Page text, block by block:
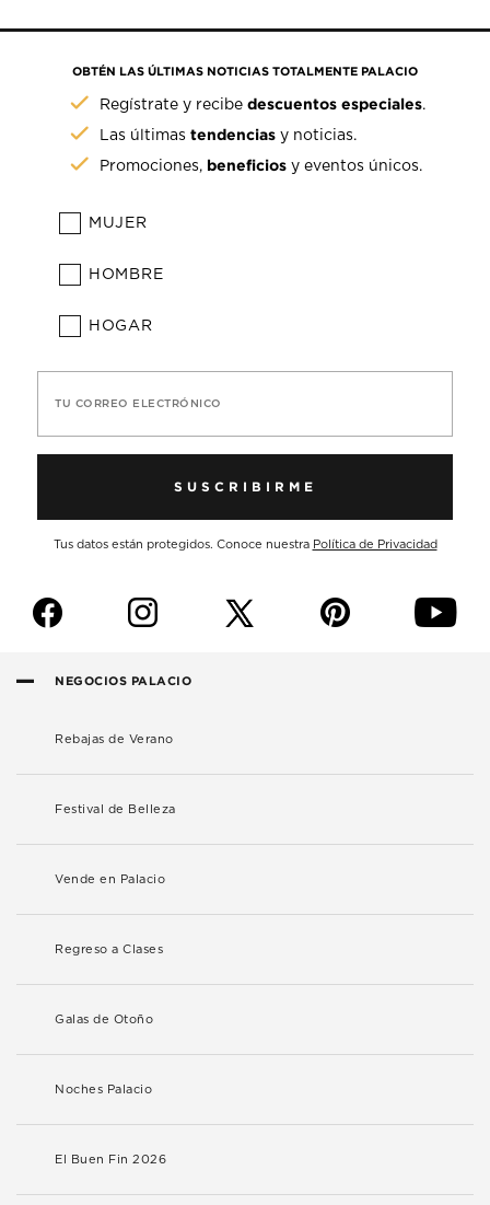
OBTÉN LAS ÚLTIMAS NOTICIAS TOTALMENTE PALACIO
Regístrate y recibedescuentos especiales.
Las últimastendencias y noticias.
Promociones, beneficios y eventos únicos.
MUJER
HOMBRE
HOGAR
TU CORREO ELECTRÓNICO
SUSCRIBIRME
Tus datos están protegidos. Conoce nuestra Política de Privacidad
f i p y
NEGOCIOS PALACIO
Rebajas de Verano
Festival de Belleza
Vende en Palacio
Regreso a Clases
Galas de Otoño
Noches Palacio
El Buen Fin 2026